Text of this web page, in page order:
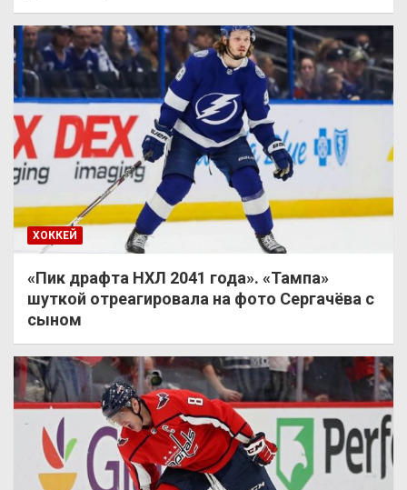
ХОККЕЙ
«Пик драфта НХЛ 2041 года». «Тампа»
шуткой отреагировала на фото Сергачёва с
сыном